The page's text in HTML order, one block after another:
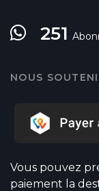
251
NOUS
Vous pouvez
paiement la